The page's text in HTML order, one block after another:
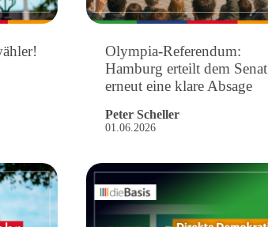
Olympia-Referendum:
Hamburg erteilt dem Senat
erneut eine klare Absage
Peter Scheller
01.06.2026